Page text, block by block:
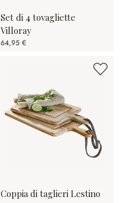
Set di 4 tovagliette
Villoray
64,95 €
Coppia di taglieri Lestino